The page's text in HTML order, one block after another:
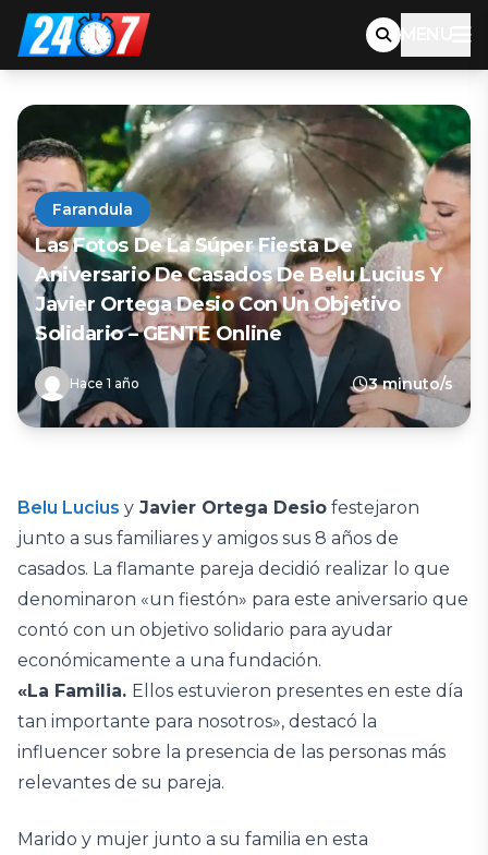
MENU
Farandula
Las Fotos De La Súper Fiesta De
Aniversario De Casados De Belu Lucius Y
Javier Ortega Desio Con Un Objetivo
Solidario – GENTE Online
Hace 1 año 3 minuto/s
Belu Lucius y Javier Ortega Desio festejaron
junto a sus familiares y amigos sus 8 años de
casados. La flamante pareja decidió realizar lo que
denominaron «un fiestón» para este aniversario que
contó con un objetivo solidario para ayudar
económicamente a una fundación.
«La Familia. Ellos estuvieron presentes en este día
tan importante para nosotros», destacó la
influencer sobre la presencia de las personas más
relevantes de su pareja.
Marido y mujer junto a su familia en esta